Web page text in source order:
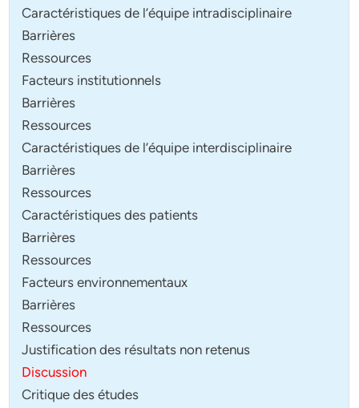
Caractéristiques de l’équipe intradisciplinaire
Barrières
Ressources
Facteurs institutionnels
Barrières
Ressources
Caractéristiques de l’équipe interdisciplinaire
Barrières
Ressources
Caractéristiques des patients
Barrières
Ressources
Facteurs environnementaux
Barrières
Ressources
Justification des résultats non retenus
Discussion
Critique des études